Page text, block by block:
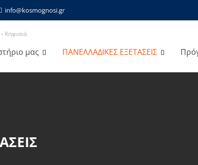
info@kosmognosi.gr
μας ΠΑΝΕΛΛΑΔΙΚΕΣ ΕΞΕΤΑΣΕΙΣ